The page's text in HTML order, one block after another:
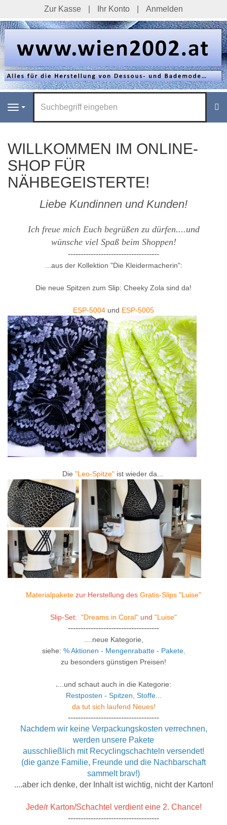
Zur Kasse Ihr Konto Anmelden
Navigation
WILLKOMMEN IM ONLINE-
SHOP FÜR
NÄHBEGEISTERTE!
Liebe Kundinnen und Kunden!
Ich freue mich Euch begrüßen zu dürfen....und
wünsche viel Spaß beim Shoppen!
------------------------------------
...aus der Kollektion "Die Kleidermacherin":
Die neue Spitzen zum Slip: Cheeky Zola sind da!
ESP-5004 und ESP-5005
Die "Leo-Spitze"ist wieder da...
Materialpakete zur Herstellung des Gratis-Slips "Luise"
Slip-Set: "Dreams in Coral" und "Luise"
------------------------------------
....neue Kategorie,
siehe: % Aktionen - Mengenrabatte - Pakete,
zu besonders günstigen Preisen!
....und schaut auch in die Kategorie:
Restposten - Spitzen, Stoffe...
da tut sich laufend Neues!
------------------------------------
Nachdem wir keine Verpackungskosten verrechnen,
werden unsere Pakete
ausschließlich mit Recyclingschachteln versendet!
(die ganze Familie, Freunde und die Nachbarschaft
sammelt brav!)
....aber ich denke, der Inhalt ist wichtig, nicht der Karton!
Jede/r Karton/Schachtel verdient eine 2. Chance!
------------------------------------